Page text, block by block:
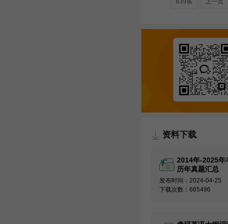
639条 上一页
资料下载
2014年-2025年
历年真题汇总
发布时间：2024-04-25
下载次数：665496